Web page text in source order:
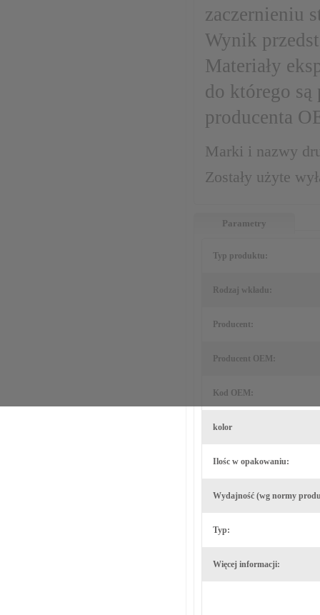
zaczernieniu
Wynik
Materiały
do którego są
producenta
Marki i nazwy
Zostały użyte
Parametry
Typ produktu:
Rodzaj wkładu:
Producent:
Producent OEM:
Kod OEM:
kolor
Ilośc w opakowaniu:
Wydajność (wg normy
Typ:
Więcej informacji: